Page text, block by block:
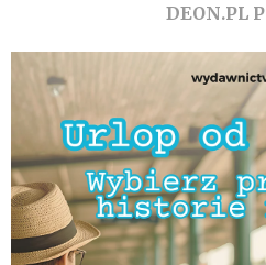
DEON.PL